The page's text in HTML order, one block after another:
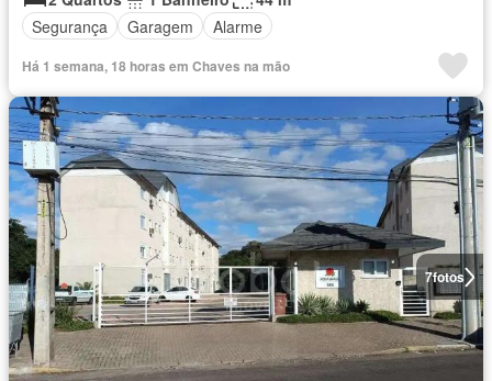
Segurança
Garagem Alarme
Há 1 semana, 18 horas em Chaves na mão
7fotos